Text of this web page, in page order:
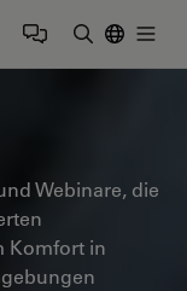
Webinare, die
Komfort in